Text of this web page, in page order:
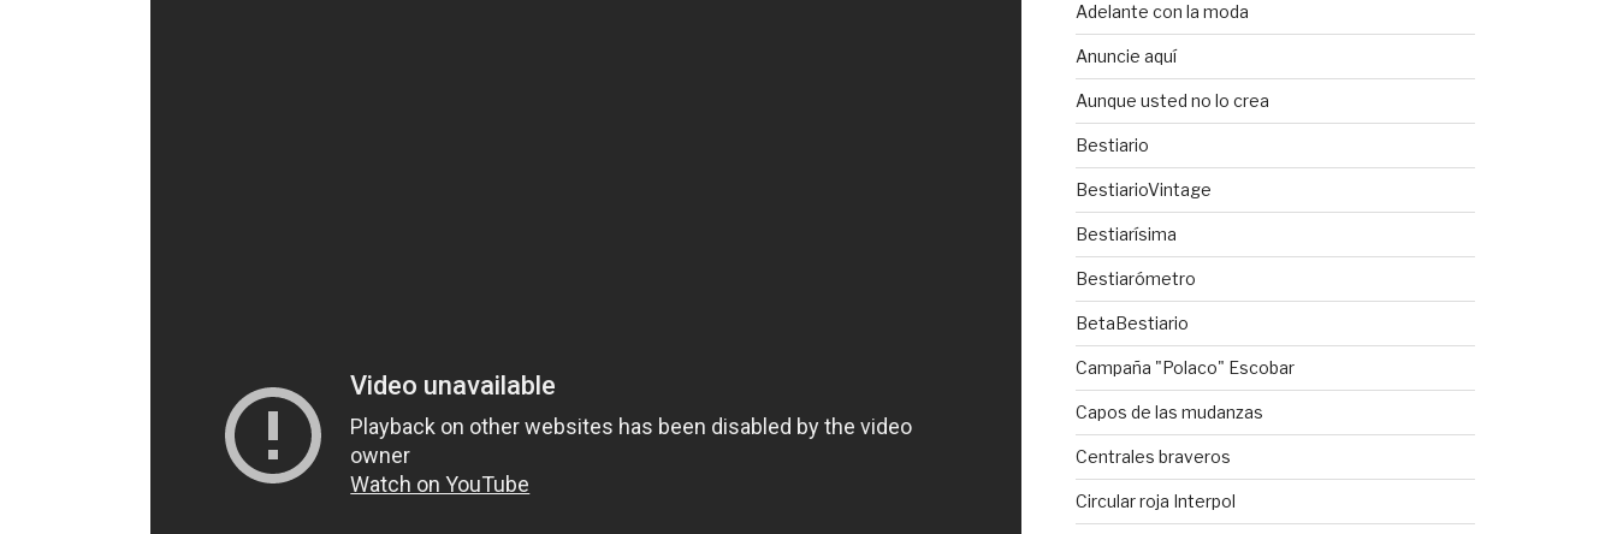
Adelante con la moda
Anuncie aquí
Aunque usted no lo crea
Bestiario
BestiarioVintage
Bestiarísima
Bestiarómetro
BetaBestiario
Campaña "Polaco" Escobar
Capos de las mudanzas
Centrales braveros
Circular roja Interpol